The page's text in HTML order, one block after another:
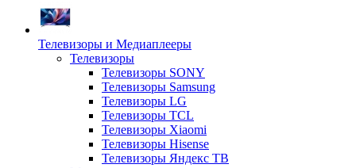
Телевизоры и Медиаплееры
Телевизоры
Телевизоры SONY
Телевизоры Samsung
Телевизоры LG
Телевизоры TCL
Телевизоры Xiaomi
Телевизоры Hisense
Телевизоры Яндекс ТВ